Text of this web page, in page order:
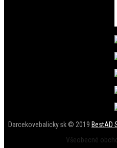
Darcekovebalicky.sk © 2019 BestAD
Všeobecné